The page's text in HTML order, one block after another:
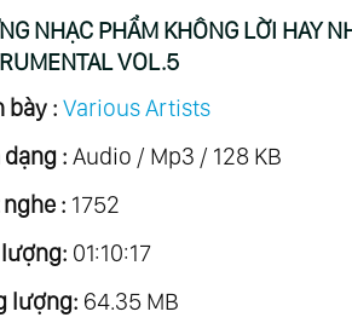
- Super Instrumental Vol.10
- Super Instrumental Vol.11
- Super Instrumental Vol.12
- Super Instrumental Vol.13
- Super Instrumental Vol.15
- Super Instrumental Vol.16
- Super Instrumental Vol.17
- Super Instrumental Vol.18
NHẠC PHẨM KHÔNG LỜI HAY
VOL.5
bày : Various Artists
: Audio / Mp3 / 128 KB
: 1752
01:10:17
lượng: 64.35 MB